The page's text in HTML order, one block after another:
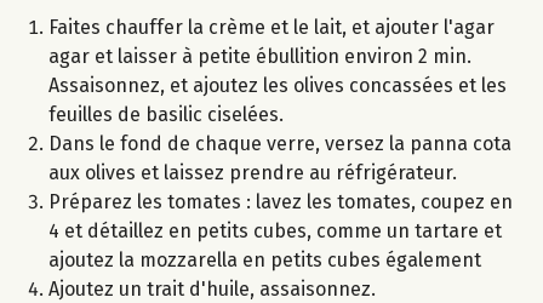
Faites chauffer la crème et le lait, et ajouter l'agar
agar et laisser à petite ébullition environ 2 min.
Assaisonnez, et ajoutez les olives concassées et les
feuilles de basilic ciselées.
Dans le fond de chaque verre, versez la panna cota
aux olives et laissez prendre au réfrigérateur.
Préparez les tomates : lavez les tomates, coupez en
4 et détaillez en petits cubes, comme un tartare et
ajoutez la mozzarella en petits cubes également
Ajoutez un trait d'huile, assaisonnez.